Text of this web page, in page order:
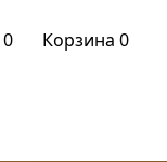
0 Корзина 0